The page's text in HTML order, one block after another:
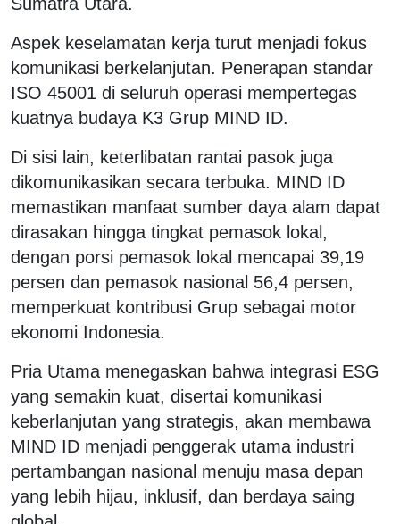
Aspek keselamatan kerja turut menjadi fokus
komunikasi berkelanjutan. Penerapan standar
ISO 45001 di seluruh operasi mempertegas
kuatnya budaya K3 Grup MIND ID.
Di sisi lain, keterlibatan rantai pasok juga
dikomunikasikan secara terbuka. MIND ID
memastikan manfaat sumber daya alam dapat
dirasakan hingga tingkat pemasok lokal,
dengan porsi pemasok lokal mencapai 39,19
persen dan pemasok nasional 56,4 persen,
memperkuat kontribusi Grup sebagai motor
ekonomi Indonesia.
Pria Utama menegaskan bahwa integrasi ESG
yang semakin kuat, disertai komunikasi
keberlanjutan yang strategis, akan membawa
MIND ID menjadi penggerak utama industri
pertambangan nasional menuju masa depan
yang lebih hijau, inklusif, dan berdaya saing